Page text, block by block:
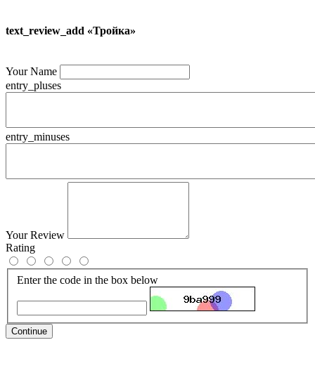
text_review_add «Тройка»
Your Name
entry_pluses
entry_minuses
Your Review
Rating
Enter the code in the box below
Continue